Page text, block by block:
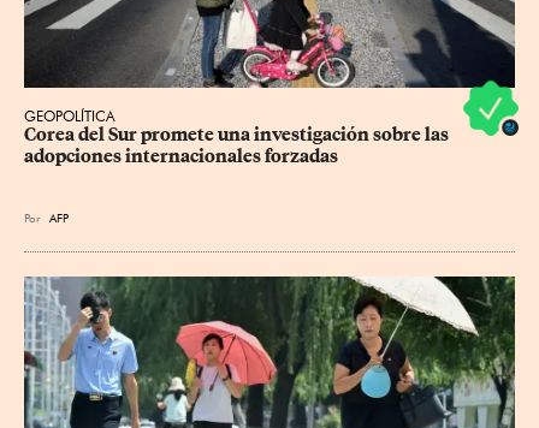
GEOPOLÍTICA
Corea del Sur promete una investigación sobre las
adopciones internacionales forzadas
Por AFP